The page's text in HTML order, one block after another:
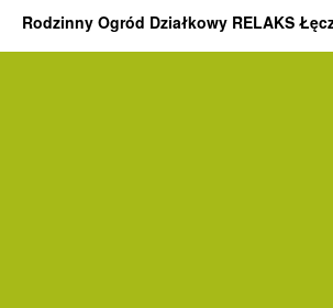
Rodzinny Ogród Działkowy RELAKS